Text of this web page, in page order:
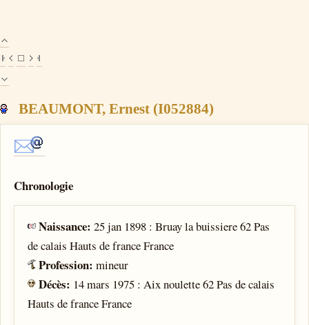
BEAUMONT, Ernest (I052884)
Chronologie
Naissance:25 jan 1898 : Bruay la buissiere 62 Pas
de calais Hauts de france France
Profession:mineur
Décès: 14 mars 1975 : Aix noulette 62 Pas de calais
Hauts de france France